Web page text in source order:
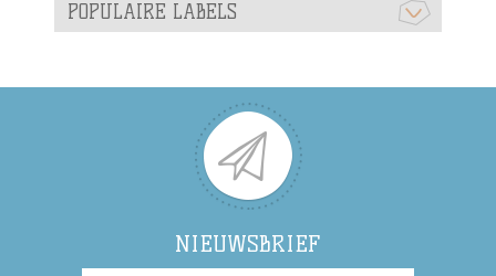
POPULAIRE LABELS
NIEUWSBRIEF